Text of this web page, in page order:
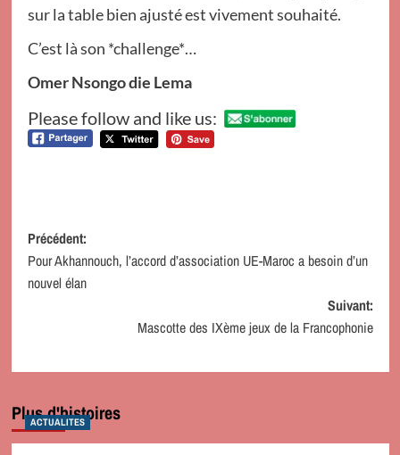
sur la table bien ajusté est vivement souhaité.
C’est là son *challenge*…
Omer Nsongo die Lema
Please follow and like us:
Navigation
d’article
Précédent:
Pour Akhannouch, l’accord d’association UE-Maroc a besoin d’un
nouvel élan
Suivant:
Mascotte des IXème jeux de la Francophonie
Plus d'histoires
ACTUALITES